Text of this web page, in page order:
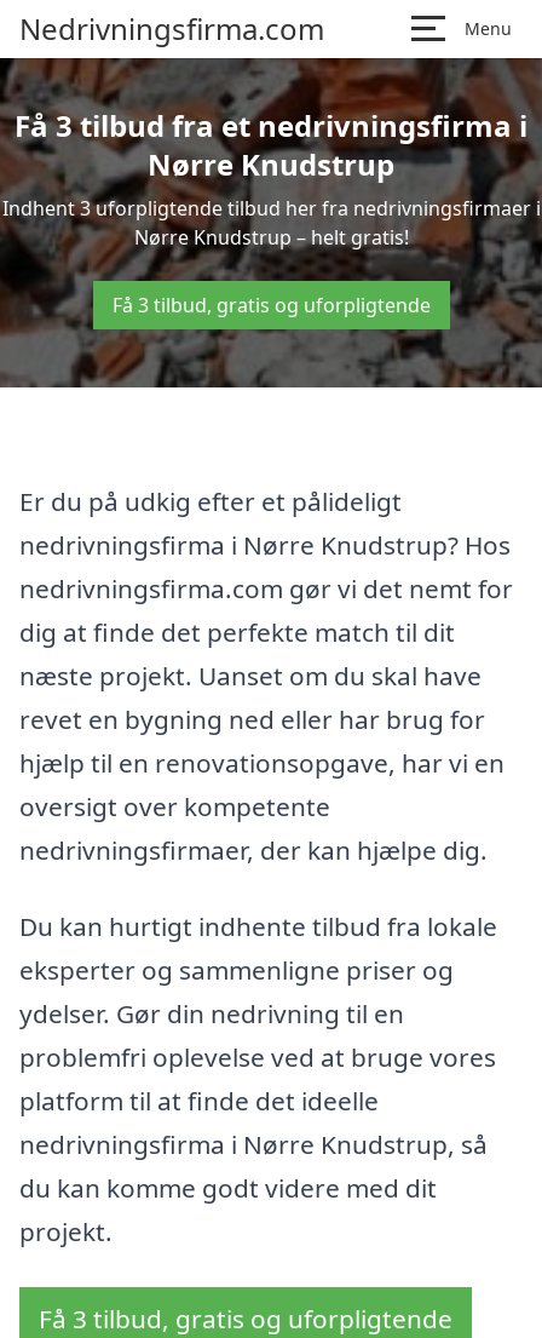
Nedrivningsfirma.com Menu
Få 3 tilbud fra et nedrivningsfirma i
Nørre Knudstrup
Indhent 3 uforpligtende tilbud her fra nedrivningsfirmaer i
Nørre Knudstrup – helt gratis!
Få 3 tilbud, gratis og uforpligtende
Er du på udkig efter et pålideligt
nedrivningsfirma i Nørre Knudstrup? Hos
nedrivningsfirma.com gør vi det nemt for
dig at finde det perfekte match til dit
næste projekt. Uanset om du skal have
revet en bygning ned eller har brug for
hjælp til en renovationsopgave, har vi en
oversigt over kompetente
nedrivningsfirmaer, der kan hjælpe dig.
Du kan hurtigt indhente tilbud fra lokale
eksperter og sammenligne priser og
ydelser. Gør din nedrivning til en
problemfri oplevelse ved at bruge vores
platform til at finde det ideelle
nedrivningsfirma i Nørre Knudstrup, så
du kan komme godt videre med dit
projekt.
Få 3 tilbud, gratis og uforpligtende